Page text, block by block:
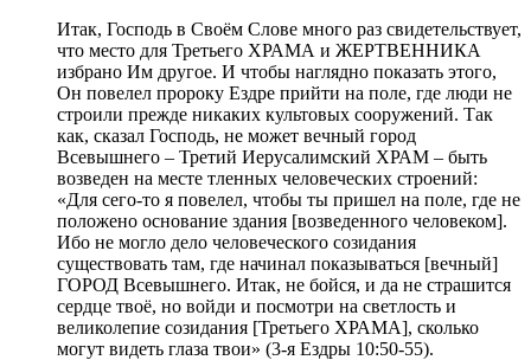
Итак, Господь в Своём Слове много раз свидетельствует,
что место для Третьего ХРАМА и ЖЕРТВЕННИКА
избрано Им другое. И чтобы наглядно показать этого,
Он повелел пророку Ездре прийти на поле, где люди не
строили прежде никаких культовых сооружений. Так
как, сказал Господь, не может вечный город
Всевышнего – Третий Иерусалимский ХРАМ – быть
возведен на месте тленных человеческих строений:
«Для сего-то я повелел, чтобы ты пришел на поле, где не
положено основание здания [возведенного человеком].
Ибо не могло дело человеческого созидания
существовать там, где начинал показываться [вечный]
ГОРОД Всевышнего. Итак, не бойся, и да не страшится
сердце твоё, но войди и посмотри на светлость и
великолепие созидания [Третьего ХРАМА], сколько
могут видеть глаза твои» (3-я Ездры 10:50-55).